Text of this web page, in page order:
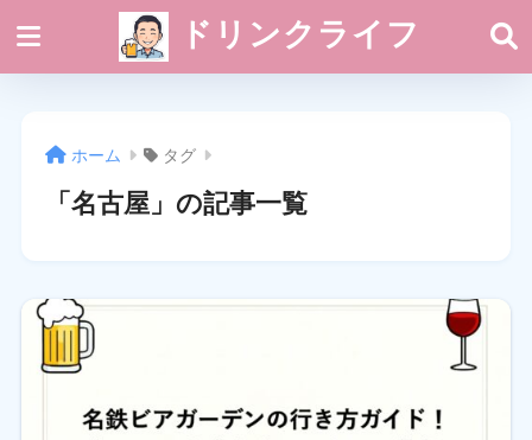
ドリンクライフ
ホーム タグ
「名古屋」の記事一覧